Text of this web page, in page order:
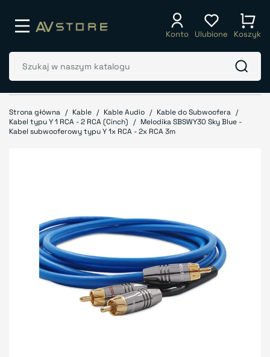
Konto Ulubione Koszyk
Strona główna Kable Kable Audio
Kable do Subwoofera
Kabel typu Y 1 RCA - 2 RCA (Cinch)
Melodika SBSWY30 Sky Blue -
Kabel subwooferowy typu Y 1x RCA - 2x RCA 3m